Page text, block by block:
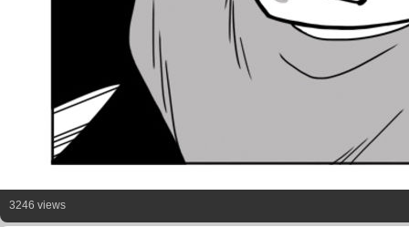
3246 views